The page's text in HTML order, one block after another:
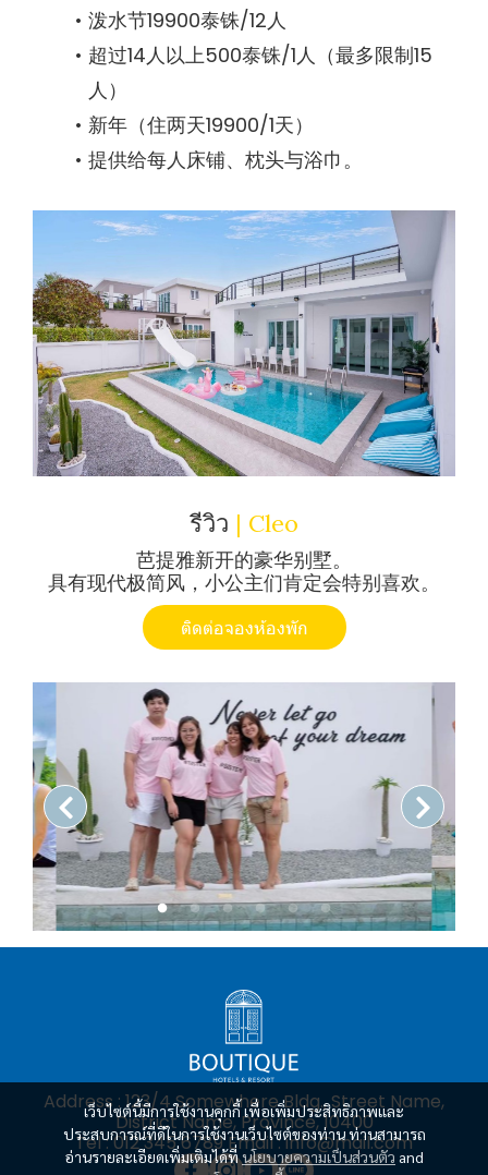
泼水节19900泰铢/12人
超过14人以上500泰铢/1人（最多限制15
人）
新年（住两天19900/1天）
提供给每人床铺、枕头与浴巾。
รีวิว | Cleo
芭提雅新开的豪华别墅。
具有现代极简风，小公主们肯定会特别喜欢。
ติดต่อจองห้องพัก
เว็บไซต์นี้มีการใช้งานคุกกี้ เพื่อเพิ่มประสิทธิภาพและ
ประสบการณ์ที่ดีในการใช้งานเว็บไซต์ของท่าน ท่านสามารถ
อ่านรายละเอียดเพิ่มเติมได้ที่นโยบายความเป็นส่วนตัว and
Address : 123/4 Somewhere Bldg., Street Name,
District Name, Province, 10400
Tel : 012 345 6789 Email : info@mail.com